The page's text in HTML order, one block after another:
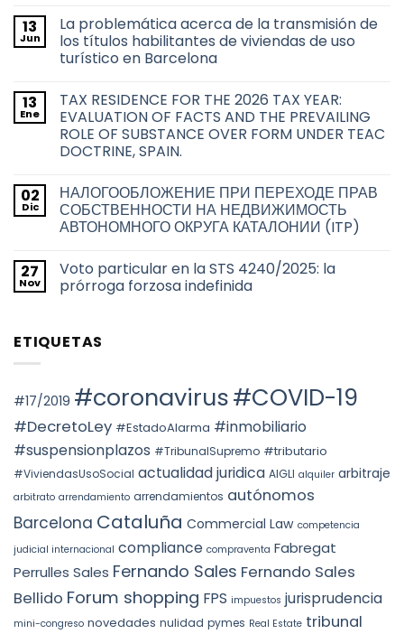
comentarios
en
Derecho
de
de
las
Administraciones
Públicas
sobre
las
en
la
ciudad
de
Barcelona
13
Jun
La problemática acerca de la transmisión de
los títulos habilitantes de viviendas de uso
turístico en Barcelona
comentarios
en
La
problemática
acerca
de
de
los
títulos
habilitantes
de
uso
turístico
en
13
Ene
TAX RESIDENCE FOR THE 2026 TAX YEAR:
EVALUATION OF FACTS AND THE PREVAILING
ROLE OF SUBSTANCE OVER FORM UNDER TEAC
DOCTRINE, SPAIN.
comentarios
en
TAX
RESIDENCE
2026
TAX
YEAR:
EVALUATION
THE
SUBSTANCE
OVER
UNDER
DOCTRINE,
02
Dic
НАЛОГООБЛОЖЕНИЕ ПРИ ПЕРЕХОДЕ ПРАВ
СОБСТВЕННОСТИ НА НЕДВИЖИМОСТЬ
АВТОНОМНОГО ОКРУГА КАТАЛОНИИ (ITP)
comentarios
en
НАЛОГООБЛОЖЕНИЕ
СОБСТВЕННОСТИ
НА
ОКРУГА
КАТАЛОНИИ
(ITP)
27
Nov
Voto particular en la STS 4240/2025: la
prórroga forzosa indefinida
en
Voto
STS
4240/2025:
la
prórroga
forzosa
indefinida
ETIQUETAS
#17/2019 #coronavirus#COVID-19
#DecretoLey #EstadoAlarma #inmobiliario
#suspensionplazos #TribunalSupremo #tributario
#ViviendasUsoSocial actualidad juridica AIGLI alquiler arbitraje
arbitrato arrendamiento arrendamientos autónomos
Barcelona Cataluña Commercial Law competencia
judicial internacional compliance compraventa Fabregat
Perrulles Sales Fernando Sales Fernando Sales
Bellido Forum shopping FPS impuestos jurisprudencia
mini-congreso novedades nulidad pymes Real Estate tribunal